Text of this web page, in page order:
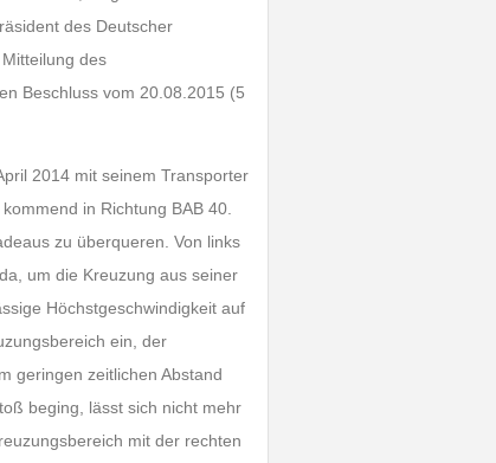
des Deutscher
des
Beschluss vom 20.08.2015 (5
2014 mit seinem Transporter
in Richtung BAB 40.
zu überqueren. Von links
um die Kreuzung aus seiner
Höchstgeschwindigkeit auf
ein, der
geringen zeitlichen Abstand
beging, lässt sich nicht mehr
mit der rechten